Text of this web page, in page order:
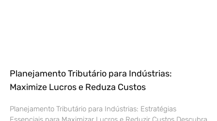
Planejamento Tributário para Indústrias:
Maximize Lucros e Reduza Custos
Planejamento Tributário para Indústrias: Estratégias